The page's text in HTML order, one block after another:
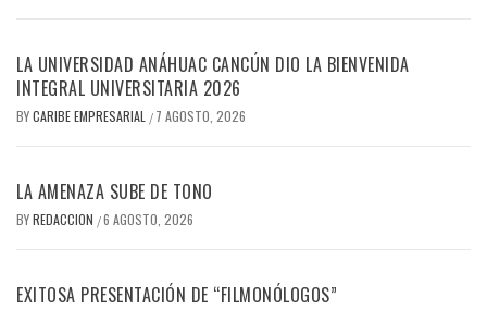
LA UNIVERSIDAD ANÁHUAC CANCÚN DIO LA BIENVENIDA
INTEGRAL UNIVERSITARIA 2026
BYCARIBE EMPRESARIAL / 7 AGOSTO, 2026
LA AMENAZA SUBE DE TONO
BYREDACCION /6 AGOSTO, 2026
EXITOSA PRESENTACIÓN DE “FILMONÓLOGOS”